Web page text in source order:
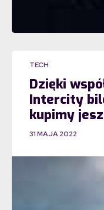
TECH
Dzięki
Intercity
kupimy
31 MAJA 2022